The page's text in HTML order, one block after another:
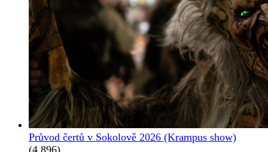
Průvod čertů v Sokolově 2026 (Krampus show)